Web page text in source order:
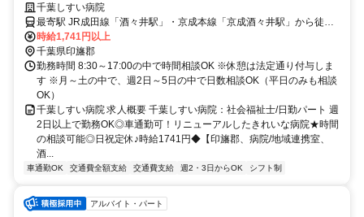
の相談可能◎日祝定休♪時給1741円◆【印旛郡、病院/地域連携室、酒々
井駅・京成酒々井駅、社会福祉士、日勤パート】
千葉しすい病院
最寄駅 JR成田線「酒々井駅」・京成本線「京成酒々井駅」から徒歩
約10分
時給1,741円以上
千葉県印旛郡
勤務時間 8:30～17:00の中で時間相談OK ※休憩は法定通り付与しま
す ※月～土の中で、週2日～5日の中で日数相談OK（平日のみも相談
OK）
千葉しすい病院 求人概要 千葉しすい病院：社会福祉士/日勤パート 週
2日以上で勤務OK◎車通勤可！リニューアルしたきれいな病院★時間
の相談可能◎日祝定休♪時給1741円◆【印旛郡、病院/地域連携室、
酒...
車通勤OK 交通費全額支給 交通費支給 週2・3日からOK シフト制
アルバイト・パート